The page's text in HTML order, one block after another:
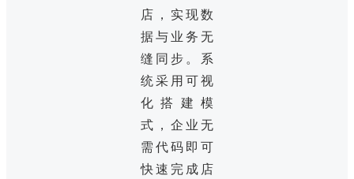
店，实现数
据与业务无
缝同步。系
统采用可视
化搭建模
式，企业无
需代码即可
快速完成店